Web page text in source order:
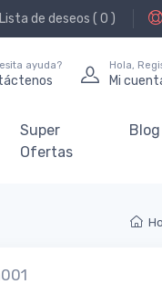
Lista de deseos (0 )
ayuda? Hola,
Mi
Super
Ofertas
Blog